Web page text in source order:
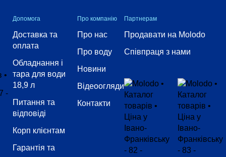
Допомога
Доставка та
оплата
Обладнання і
тара для води
18,9 л
Питання та
відповіді
Корп клієнтам
Гарантія та
Про компанію
Про нас
Про воду
Новини
Відеоогляди
Контакти
Партнерам
Продавати на Molodo
Співпраця з нами